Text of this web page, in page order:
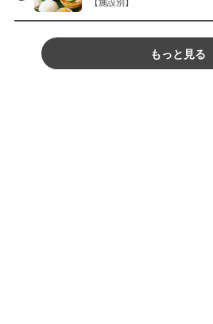
もっと見る